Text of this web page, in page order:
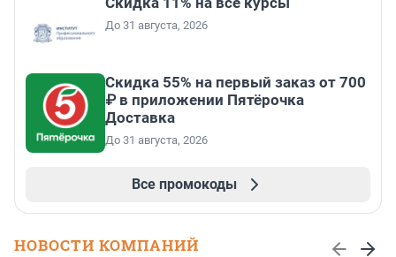
До 31 августа, 2026
Скидка 55% на первый заказ от 700
₽ в приложении Пятёрочка
Доставка
До 31 августа, 2026
Все промокоды
НОВОСТИ КОМПАНИЙ